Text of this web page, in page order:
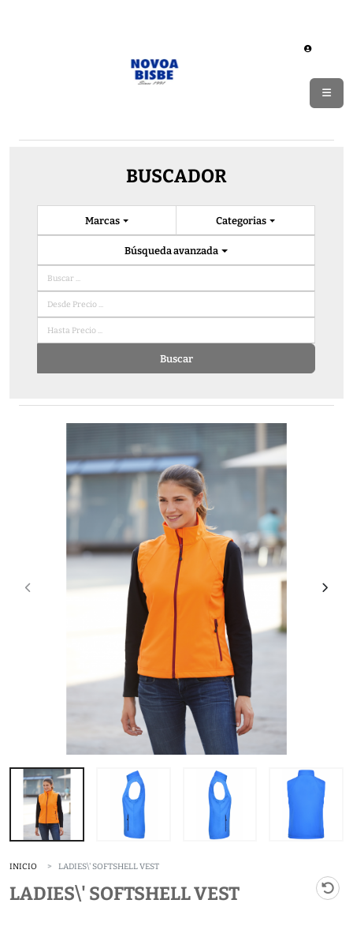
BUSCADOR
Categorias
Marcas
Búsqueda avanzada
Buscar
INICIO LADIES\' SOFTSHELL VEST
LADIES\' SOFTSHELL VEST